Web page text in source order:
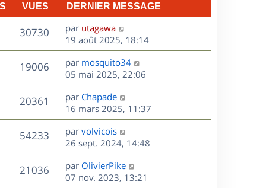
VUES DERNIER MESSAGE
30730V
u
e
D
e
r
n
i
e
r
m
e
s
s
a
g
e
par utagawa
19 août 2025, 18:14
19006V
u
s
D
e
r
n
i
e
r
m
e
s
s
par mosquito34
05 mai 2025, 22:06
20361
u
e
D
e
r
n
i
e
r
m
par Chapade
16 mars 2025, 11:37
54233V
u
e
D
e
r
n
i
par volvicois
26 sept. 2024, 14:48
21036V
D
e
par OlivierPike
07 nov. 2023, 13:21